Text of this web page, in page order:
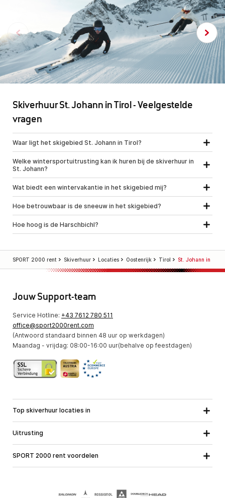
Skiverhuur St. Johann in Tirol - Veelgestelde
vragen
Waar ligt het skigebied St. Johann in Tirol?
Welke wintersportuitrusting kan ik huren bij de skiverhuur in
St. Johann?
Wat biedt een wintervakantie in het skigebied mij?
Hoe betrouwbaar is de sneeuw in het skigebied?
Hoe hoog is de Harschbichl?
SPORT 2000 rent Skiverhuur Locaties Oostenrijk Tirol St. Johann in Tirol
Jouw Support-team
Service Hotline: +43 7612 780 511
office@sport2000rent.com
(Antwoord standaard binnen 48 uur op werkdagen)
Maandag - vrijdag: 08:00-16:00 uur(behalve op feestdagen)
Top skiverhuur locaties in
Stiermarken
Vorarlberg
Uitrusting
SPORT 2000 rent voordelen